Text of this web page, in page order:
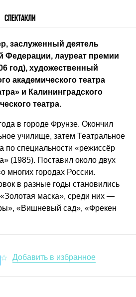
СПЕКТАКЛИ
заслуженный деятель
Федерации, лауреат премии
год), художественный
академического театра
и Калининградского
театра.
в городе Фрунзе. Окончил
училище, затем Театральное
специальности «режиссёр
(1985). Поставил около двух
многих городах России.
в разные годы становились
маска», среди них —
«Вишневый сад», «Фрекен